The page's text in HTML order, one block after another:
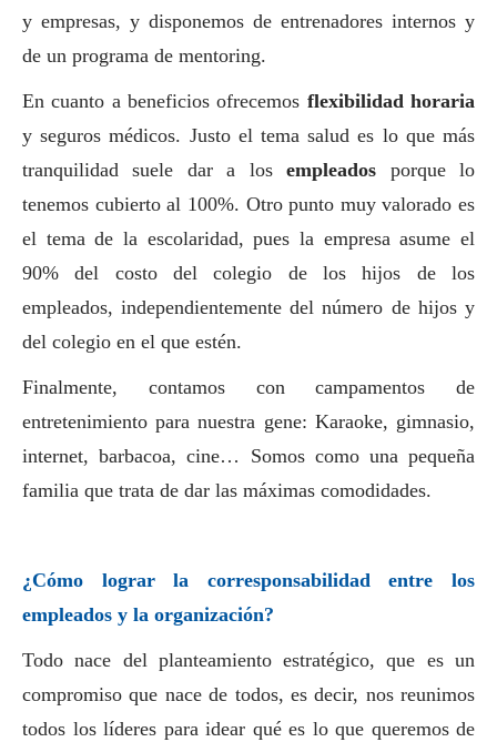
y empresas, y disponemos de entrenadores internos y
de un programa de mentoring.
En cuanto a beneficios ofrecemos flexibilidad horaria
y seguros médicos. Justo el tema salud es lo que más
tranquilidad suele dar a losempleados porque lo
tenemos cubierto al 100%. Otro punto muy valorado es
el tema de la escolaridad, pues la empresa asume el
90% del costo del colegio de los hijos de los
empleados, independientemente del número de hijos y
del colegio en el que estén.
Finalmente, contamos con campamentos de
entretenimiento para nuestra gene: Karaoke, gimnasio,
internet, barbacoa, cine… Somos como una pequeña
familia que trata de dar las máximas comodidades.
¿Cómo lograr la corresponsabilidad entre los
empleados y la organización?
Todo nace del planteamiento estratégico, que es un
compromiso que nace de todos, es decir, nos reunimos
todos los líderes para idear qué es lo que queremos de